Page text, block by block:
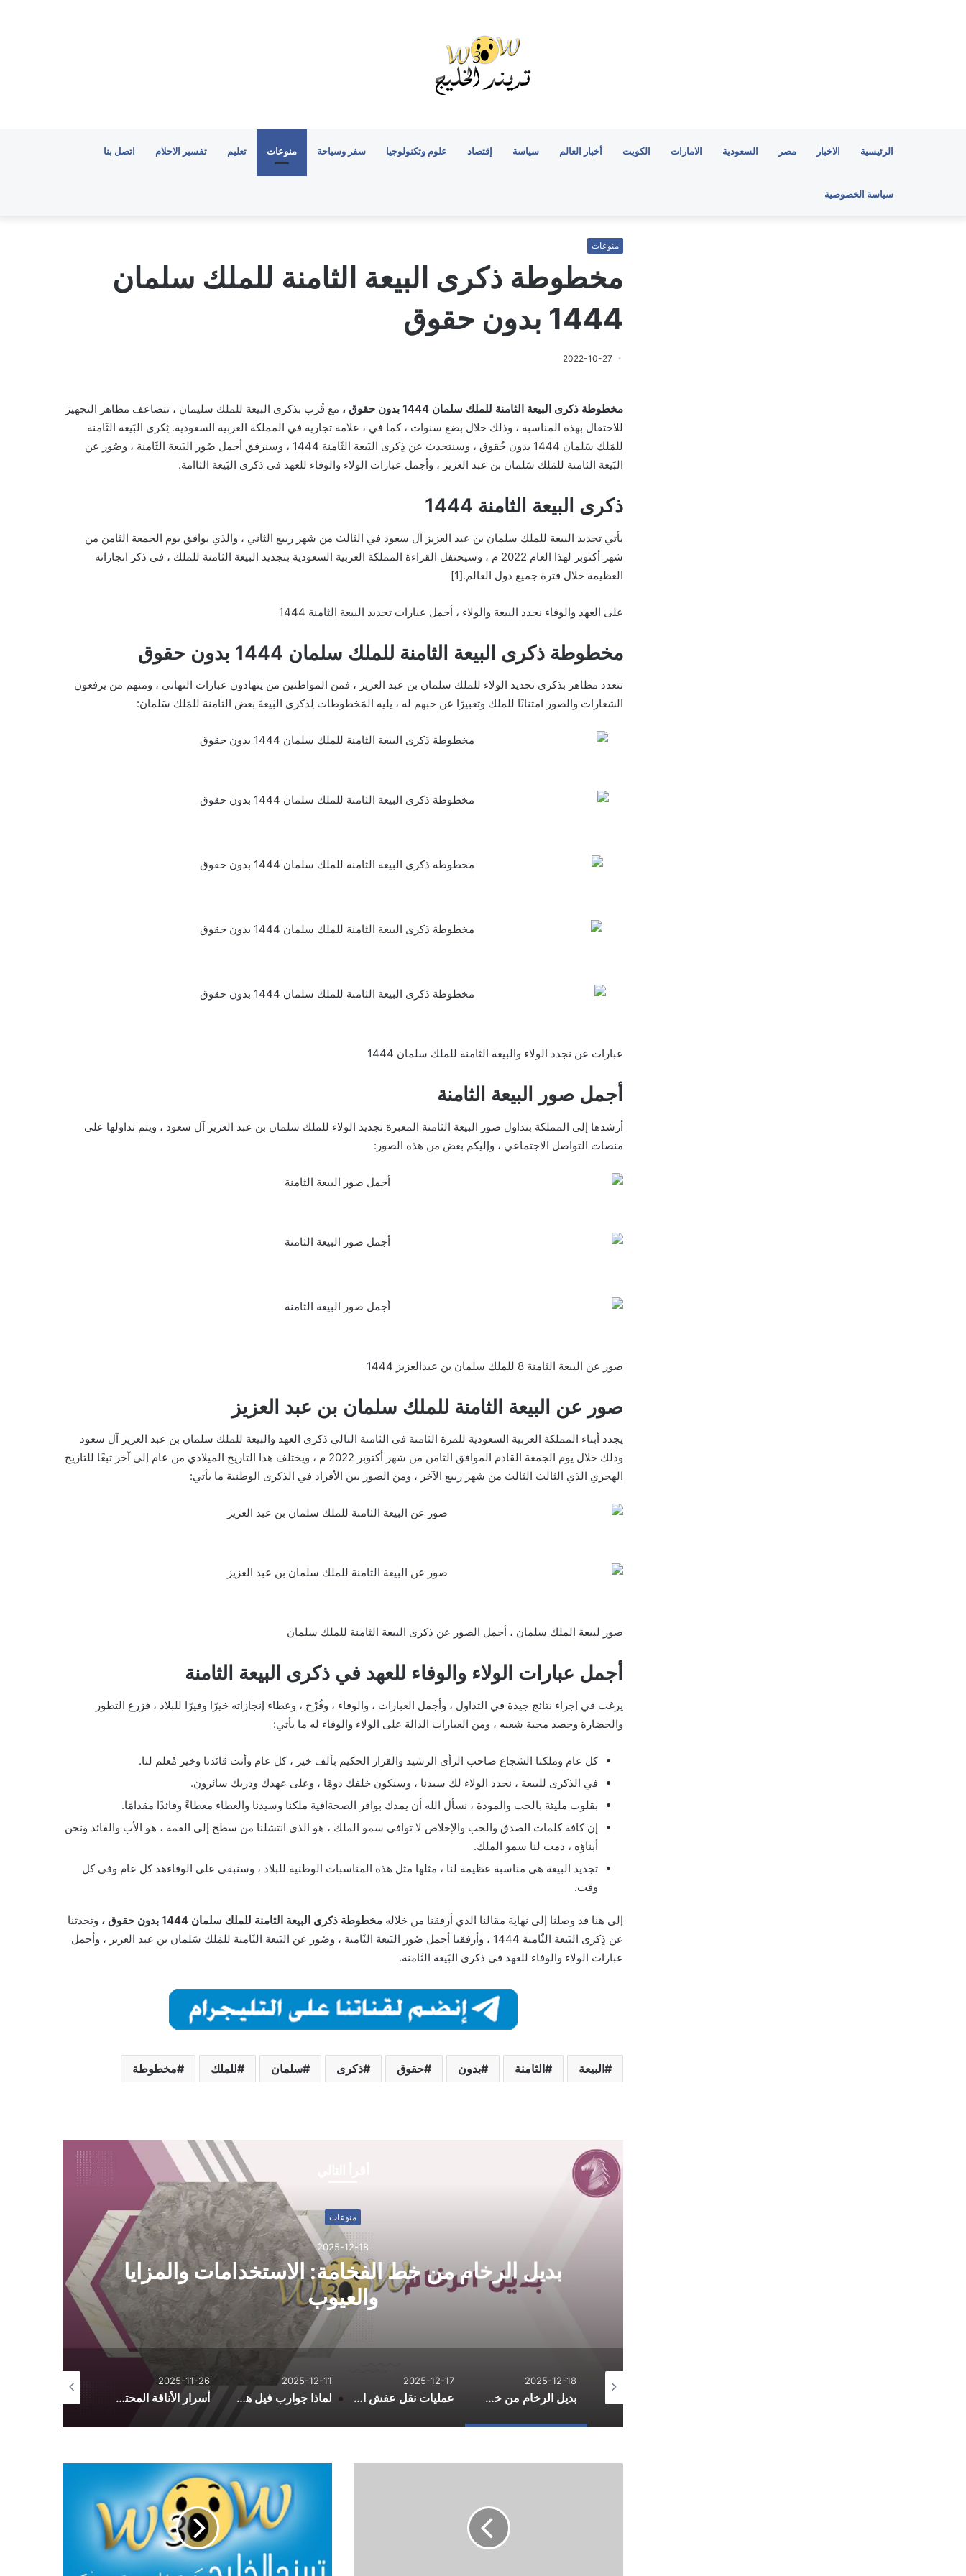
الرئيسية الاخبار مصر السعودية الامارات الكويت أخبار العالم سياسة إقتصاد علوم وتكنولوجيا سفر وسياحة منوعات تعليم تفسير الاحلام اتصل بنا
سياسة الخصوصية
منوعات
مخطوطة ذكرى البيعة الثامنة للملك سلمان
1444 بدون حقوق
2022-10-27
مخطوطة ذكرى البيعة الثامنة للملك سلمان 1444 بدون حقوق ،
مع قُرب بذكرى البيعة للملك سليمان ، تتضاعف مظاهر التجهيز
للاحتفال بهذه المناسبة ، وذلك خلال بضع سنوات ، كما في ، علامة تجارية في المملكة العربية السعودية. ثِكرى البَيعة الثَامنة
للمَلك سَلمان 1444 بدون حُقوق ، وسنتحدث عن ذِكرى البَيعة الثَامنة 1444 ، وسنرفق أجمل صُور البَيعة الثَامنة ، وصُور عن
البَيعة الثامنة للمَلك سَلمان بن عبد العزيز ، وأجمل عبارات الولاء والوفاء للعهد في ذكرى البَيعة الثاامة.
ذكرى البيعة الثامنة 1444
يأتي تجديد البيعة للملك سلمان بن عبد العزيز آل سعود في الثالث من شهر ربيع الثاني ، والذي يوافق يوم الجمعة الثامن من
شهر أكتوبر لهذا العام 2022 م ، وسيحتفل القراءة المملكة العربية السعودية بتجديد البيعة الثامنة للملك ، في ذكر انجازاته
العظيمة خلال فترة جميع دول العالم.[1]
على العهد والوفاء نجدد البيعة والولاء ، أجمل عبارات تجديد البيعة الثامنة 1444
مخطوطة ذكرى البيعة الثامنة للملك سلمان 1444 بدون حقوق
تتعدد مظاهر بذكرى تجديد الولاء للملك سلمان بن عبد العزيز ، فمن المواطنين من يتهادون عبارات التهاني ، ومنهم من يرفعون
الشعارات والصور امتنانًا للملك وتعبيرًا عن حبهم له ، يليه المَخطوطات لِذكرى البَيعةَ بعض الثامنة للمَلك سَلمان:
عبارات عن نجدد الولاء والبيعة الثامنة للملك سلمان 1444
أجمل صور البيعة الثامنة
أرشدها إلى المملكة بتداول صور البيعة الثامنة المعبرة تجديد الولاء للملك سلمان بن عبد العزيز آل سعود ، ويتم تداولها على
منصات التواصل الاجتماعي ، وإليكم بعض من هذه الصور:
صور عن البيعة الثامنة 8 للملك سلمان بن عبدالعزيز 1444
صور عن البيعة الثامنة للملك سلمان بن عبد العزيز
يجدد أبناء المملكة العربية السعودية للمرة الثامنة في الثامنة التالي ذكرى العهد والبيعة للملك سلمان بن عبد العزيز آل سعود
وذلك خلال يوم الجمعة القادم الموافق الثامن من شهر أكتوبر 2022 م ، ويختلف هذا التاريخ الميلادي من عام إلى آخر تبعًا للتاريخ
الهجري الذي الثالث الثالث من شهر ربيع الآخر ، ومن الصور بين الأفراد في الذكرى الوطنية ما يأتي:
صور لبيعة الملك سلمان ، أجمل الصور عن ذكرى البيعة الثامنة للملك سلمان
أجمل عبارات الولاء والوفاء للعهد في ذكرى البيعة الثامنة
يرغب في إجراء نتائج جيدة في التداول ، وأجمل العبارات ، والوفاء ، وقُرْح ، وعطاء إنجازاته خيرًا وفيرًا للبلاد ، فزرع التطور
والحضارة وحصد محبة شعبه ، ومن العبارات الدالة على الولاء والوفاء له ما يأتي:
كل عام وملكنا الشجاع صاحب الرأي الرشيد والقرار الحكيم بألف خير ، كل عام وأنت قائدنا وخير مُعلم لنا.
في الذكرى للبيعة ، نجدد الولاء لك سيدنا ، وسنكون خلفك دومًا ، وعلى عهدك ودربك سائرون.
بقلوب مليئة بالحب والمودة ، نسأل الله أن يمدك بوافر الصحةافية ملكنا وسيدنا والعطاء معطاءً وقائدًا مقدامًا.
إن كافة كلمات الصدق والحب والإخلاص لا توافي سمو الملك ، هو الذي انتشلنا من سطح إلى القمة ، هو الأب والقائد ونحن
أبناؤه ، دمت لنا سمو الملك.
تجديد البيعة هي مناسبة عظيمة لنا ، مثلها مثل هذه المناسبات الوطنية للبلاد ، وسنبقى على الوفاءهد كل عام وفي كل
وقت.
إلى هنا قد وصلنا إلى نهاية مقالنا الذي أرفقنا من خلاله مخطوطة ذكرى البيعة الثامنة للملك سلمان 1444 بدون حقوق ،
وتحدثنا
عن ذِكرى البَيعة الثّامنة 1444 ، وأرفقنا أجمل صُور البَيعة الثَامنة ، وصُور عن البَيعة الثَامنة للمََلك سَلمان بن عبد العزيز ، وأجمل
عبارات الولاء والوفاء للعهد في ذكرى البَيعة الثَامنة.
البيعة الثامنة بدون حقوق ذكرى سلمان للملك مخطوطة
منوعات
2025-12-18
بديل الرخام من خط الفخامة: الاستخدامات والمزايا
والعيوب
2025-12-18
بديل الرخام من خط الفخامة: الاستخدامات والمزايا والعيوب
2025-12-17
عمليات نقل عفش احترافية لتسهيل يوم التنقل
2025-12-11
لماذا جوارب فيل هي الأكثر راحة؟ أسرار الجودة والتصنيع
2025-11-26
أسرار الأناقة المحتشمة: دليل تنسيق الأزياء اليومية من فساتين وأطقم وعبايات
2025-10-26